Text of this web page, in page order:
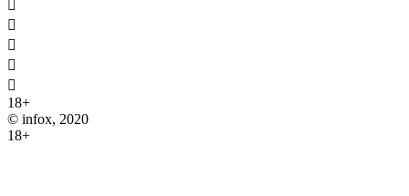





18+
© infox, 2020
18+